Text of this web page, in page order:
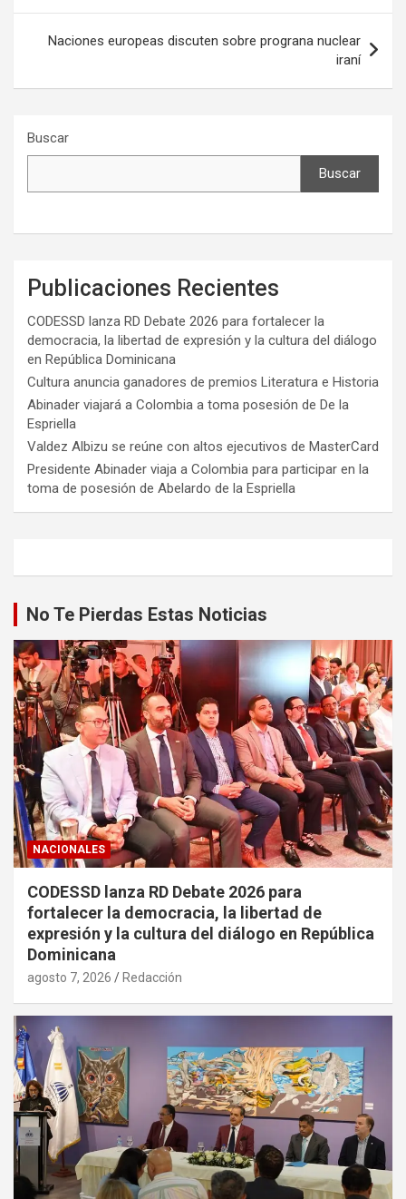
entradas
Naciones europeas discuten sobre prograna nuclear
iraní
Buscar
Buscar
Publicaciones Recientes
CODESSD lanza RD Debate 2026 para fortalecer la
democracia, la libertad de expresión y la cultura del diálogo
en República Dominicana
Cultura anuncia ganadores de premios Literatura e Historia
Abinader viajará a Colombia a toma posesión de De la
Espriella
Valdez Albizu se reúne con altos ejecutivos de MasterCard
Presidente Abinader viaja a Colombia para participar en la
toma de posesión de Abelardo de la Espriella
No Te Pierdas Estas Noticias
NACIONALES
CODESSD lanza RD Debate 2026 para
fortalecer la democracia, la libertad de
expresión y la cultura del diálogo en República
Dominicana
agosto 7, 2026 Redacción